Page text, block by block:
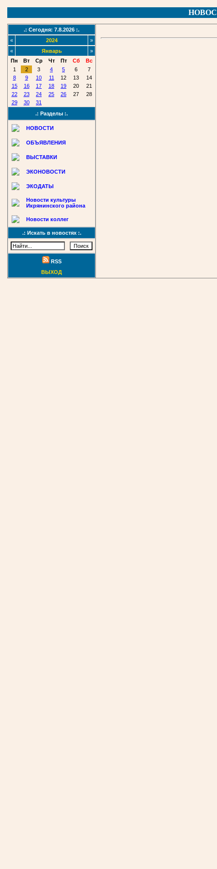
.: Сегодня: 7.8.2026 :.
«
2024
»
«
Январь
»
Пн
Вт Ср Чт Пт Сб
Вс
1
2 3 4 5 6
7
8
9 10 11 12 13
14
15
16 17 18 19 20
21
22
23 24 25 26 27
28
29
30
31
.: Разделы :.
НОВОСТИ
ОБЪЯВЛЕНИЯ
ВЫСТАВКИ
ЭКОНОВОСТИ
ЭКОДАТЫ
Новости культуры
Икрянинского района
Новости коллег
.: Искать в новостях :.
RSS
ВЫХОД